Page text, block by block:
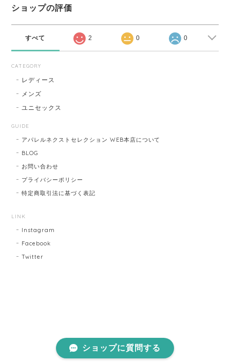
ショップの評価
すべて 2 0 0
CATEGORY
レディース
メンズ
ユニセックス
GUIDE
アパレルネクストセレクション WEB本店について
BLOG
お問い合わせ
プライバシーポリシー
特定商取引法に基づく表記
LINK
Instagram
Facebook
Twitter
ショップに質問する